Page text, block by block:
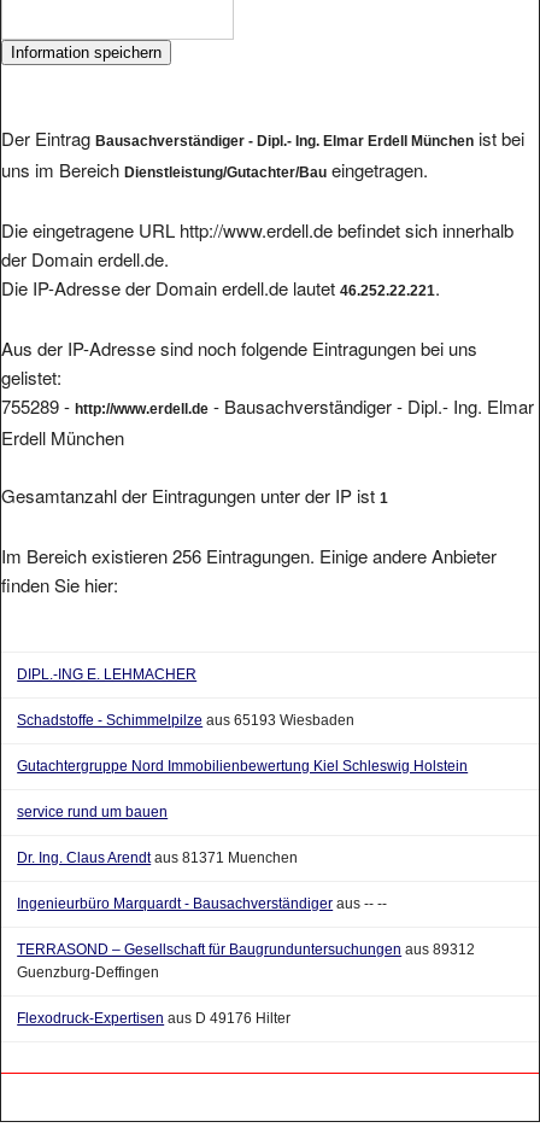
Der Eintrag Bausachverständiger - Dipl.- Ing. Elmar Erdell München ist bei
uns im Bereich Dienstleistung/Gutachter/Bau eingetragen.
Die eingetragene URL http://www.erdell.de befindet sich innerhalb
der Domain erdell.de.
Die IP-Adresse der Domain erdell.de lautet 46.252.22.221.
Aus der IP-Adresse sind noch folgende Eintragungen bei uns
gelistet:
755289 - http://www.erdell.de - Bausachverständiger - Dipl.- Ing. Elmar
Erdell München
Gesamtanzahl der Eintragungen unter der IP ist 1
Im Bereich existieren 256 Eintragungen. Einige andere Anbieter
finden Sie hier:
DIPL.-ING E. LEHMACHER
Schadstoffe - Schimmelpilze aus 65193 Wiesbaden
Gutachtergruppe Nord Immobilienbewertung Kiel Schleswig Holstein
service rund um bauen
Dr. Ing. Claus Arendtaus 81371 Muenchen
Ingenieurbüro Marquardt - Bausachverständiger aus -- --
TERRASOND – Gesellschaft für Baugrunduntersuchungen aus 89312
Guenzburg-Deffingen
Flexodruck-Expertisen aus D 49176 Hilter